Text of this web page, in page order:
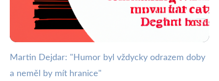
webya.cz
Martin Dejdar: "Humor byl vždycky odrazem doby
a neměl by mít hranice"